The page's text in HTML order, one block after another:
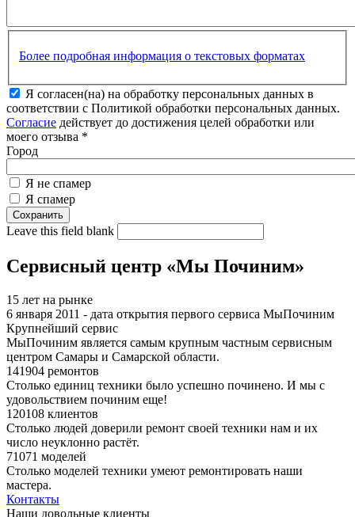
Более подробная информация о текстовых форматах
Я согласен(на) на обработку персональных данных в
соответствии с Политикой обработки персональных данных.
Согласие действует до достижения целей обработки или
моего отзыва *
Город
Я не спамер
Я спамер
Leave this field blank
Сервисный центр «Мы Починим»
15 лет на рынке
6 января 2011 - дата открытия первого сервиса МыПочиним
Крупнейший сервис
МыПочиним является самым крупным частным сервисным
центром Самары и Самарской области.
141904 ремонтов
Столько единиц техники было успешно починено. И мы с
удовольствием починим еще!
120108 клиентов
Столько людей доверили ремонт своей техники нам и их
число неуклонно растёт.
71071 моделей
Столько моделей техники умеют ремонтировать наши
мастера.
Контакты
Наши довольные клиенты